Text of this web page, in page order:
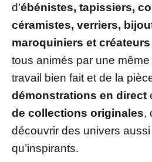
d’ébénistes, tapissiers,
céramistes, verriers,
maroquiniers et
tous animés par une
travail bien fait et de la
démonstrations en direct
de collections originales,
découvrir des univers
qu’inspirants.